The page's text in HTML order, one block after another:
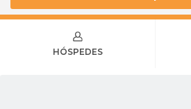
HÓSPEDES